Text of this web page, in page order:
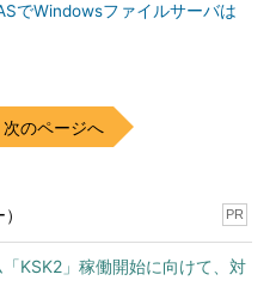
でWindowsファイルサーバは
次のページへ
PR
KSK2」稼働開始に向けて、対